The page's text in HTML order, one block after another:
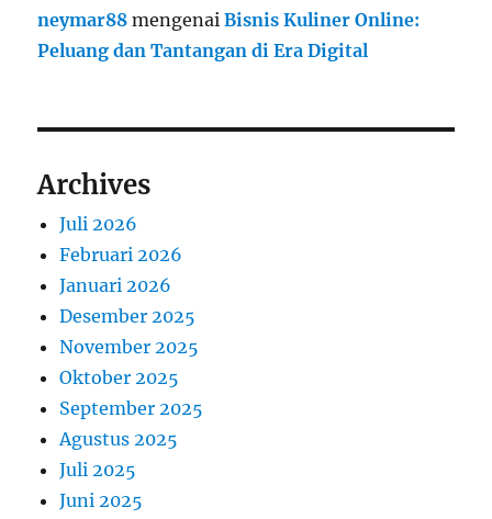
neymar88 mengenaiBisnis Kuliner Online:
Peluang dan Tantangan di Era Digital
Archives
Juli 2026
Februari 2026
Januari 2026
Desember 2025
November 2025
Oktober 2025
September 2025
Agustus 2025
Juli 2025
Juni 2025